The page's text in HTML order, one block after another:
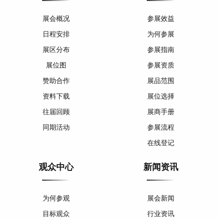
展会概况
日程安排
展区分布
展位图
赞助合作
资料下载
往届回顾
同期活动
参展效益
为何参展
参展指南
参展资质
展品范围
展位选择
展商手册
参展流程
在线登记
观众中心
为何参观
目标观众
新闻资讯
展会新闻
行业资讯